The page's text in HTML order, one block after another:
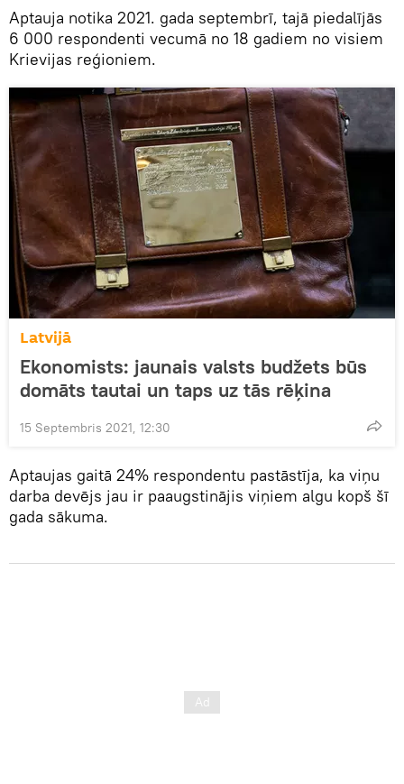
Aptauja notika 2021. gada septembrī, tajā piedalījās
6 000 respondenti vecumā no 18 gadiem no visiem
Krievijas reģioniem.
Latvijā
Ekonomists: jaunais valsts budžets būs
domāts tautai un taps uz tās rēķina
15 Septembris 2021, 12:30
Aptaujas gaitā 24% respondentu pastāstīja, ka viņu
darba devējs jau ir paaugstinājis viņiem algu kopš šī
gada sākuma.